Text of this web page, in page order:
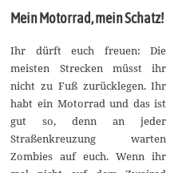
Mein Motorrad, mein Schatz!
Ihr dürft euch freuen: Die
meisten Strecken müsst ihr
nicht zu Fuß zurücklegen. Ihr
habt ein Motorrad und das ist
gut so, denn an jeder
Straßenkreuzung warten
Zombies auf euch. Wenn ihr